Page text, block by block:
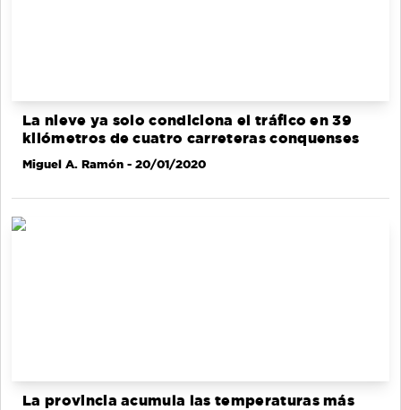
La nieve ya solo condiciona el tráfico en 39
kilómetros de cuatro carreteras conquenses
Miguel A. Ramón - 20/01/2020
La provincia acumula las temperaturas más